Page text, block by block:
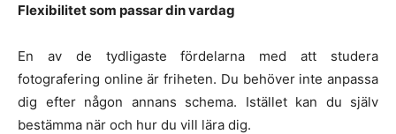
Flexibilitet som passar din vardag
En av de tydligaste fördelarna med att studera
fotografering online är friheten. Du behöver inte anpassa
dig efter någon annans schema. Istället kan du själv
bestämma när och hur du vill lära dig.